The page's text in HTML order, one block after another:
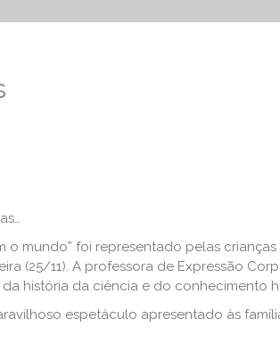
o mundo” foi representado pelas
(25/11). A professora de Expressão
história da ciência e do conhecimento
espetáculo apresentado às